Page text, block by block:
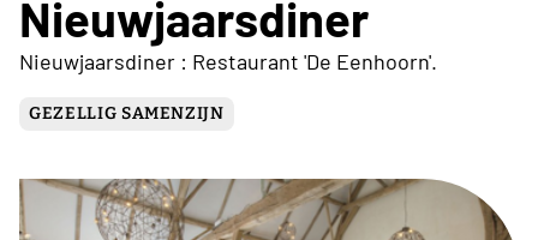
Nieuwjaarsdiner
Nieuwjaarsdiner : Restaurant 'De Eenhoorn'.
GEZELLIG SAMENZIJN